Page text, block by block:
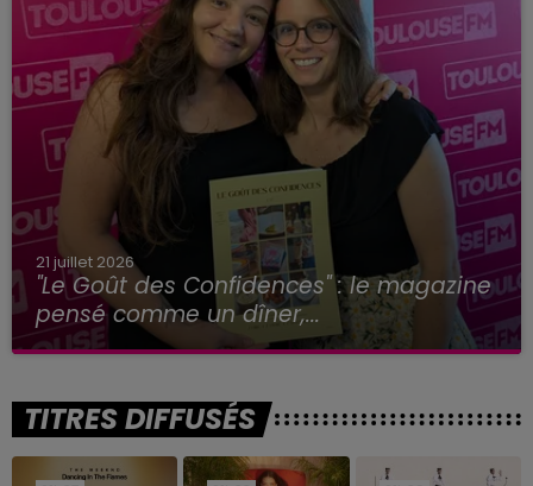
21 juillet 2026
"Le Goût des Confidences" : le magazine
pensé comme un dîner,...
TITRES DIFFUSÉS